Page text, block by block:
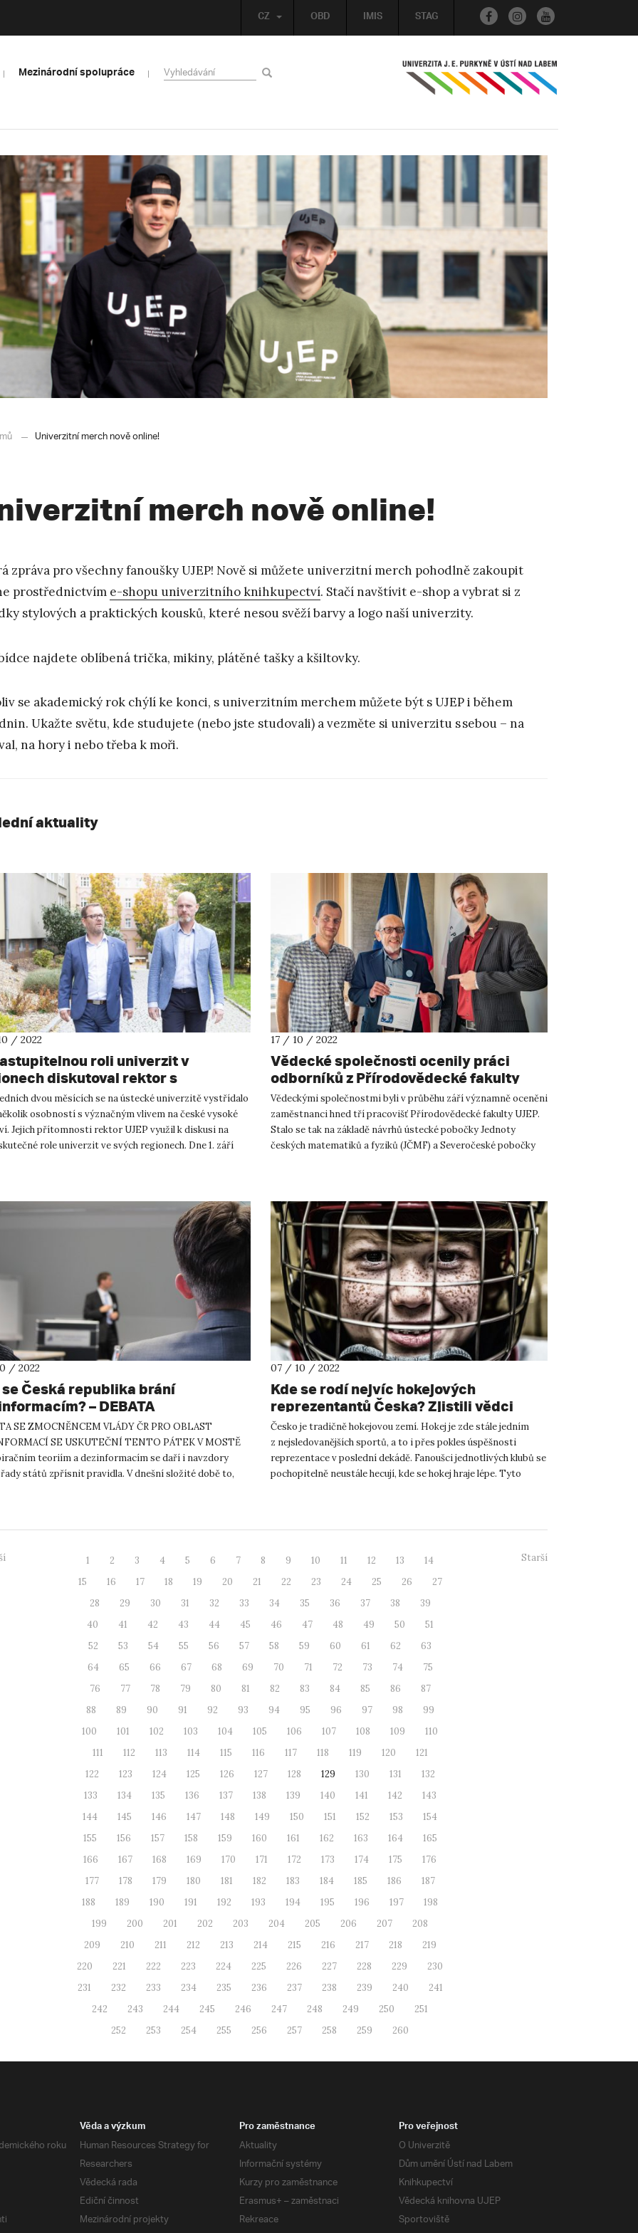
OBD IMIS STAG
CZ
Mezinárodní spolupráce
Univerzitní merch nově online!
merch nově online!
zpráva pro všechny fanoušky UJEP! Nově si můžete univerzitní merch pohodlně zakoupit
prostřednictvím e-shopu univerzitního knihkupectví. Stačí navštívit e-shop a vybrat si z
stylových a praktických kousků, které nesou svěží barvy a logo naší univerzity.
najdete oblíbená trička, mikiny, plátěné tašky a kšiltovky.
se akademický rok chýlí ke konci, s univerzitním merchem můžete být s UJEP i během
Ukažte světu, kde studujete (nebo jste studovali) a vezměte si univerzitu s sebou – na
na hory i nebo třeba k moři.
aktuality
/ 2022
roli univerzit v
diskutoval rektor s
zástupci vysokého školství
dvou měsících se na ústecké univerzitě vystřídalo
osobností s význačným vlivem na české vysoké
Jejich přítomnosti rektor UJEP využil k diskusi na
role univerzit ve svých regionech. Dne 1. září
17 / 10 / 2022
Vědecké společnosti ocenily práci
odborníků z Přírodovědecké fakulty
UJEP
Vědeckými společnostmi byli v průběhu září významně oceněni
zaměstnanci hned tří pracovišť Přírodovědecké fakulty UJEP.
Stalo se tak na základě návrhů ústecké pobočky Jednoty
českých matematiků a fyziků (JČMF) a Severočeské pobočky
/ 2022
Česká republika brání
– DEBATA
SE ZMOCNĚNCEM VLÁDY ČR PRO OBLAST
SE USKUTEČNÍ TENTO PÁTEK V MOSTĚ
teoriím a dezinformacím se daří i navzdory
řady států zpřísnit pravidla. V dnešní složité době to,
07 / 10 / 2022
Kde se rodí nejvíc hokejových
reprezentantů Česka? Zjistili vědci
UJEP
Česko je tradičně hokejovou zemí. Hokej je zde stále jedním
z nejsledovanějších sportů, a to i přes pokles úspěšnosti
reprezentace v poslední dekádě. Fanoušci jednotlivých klubů se
pochopitelně neustále hecují, kde se hokej hraje lépe. Tyto
1 2 3 4 5 6 7 8 9 10 11 12 13
14
15
16 17 18 19 20 21 22 23 24 25 26
27
28
29 30 31 32 33 34 35 36 37 38
39
40
41 42 43 44 45 46 47 48 49 50
51
52
53 54 55 56 57 58 59 60 61 62
63
64
65 66 67 68 69 70 71 72 73 74
75
76
77 78 79 80 81 82 83 84 85 86
87
88
89 90 91 92 93 94 95 96 97 98
99
100
101 102 103 104 105 106 107 108 109
110
111
112 113 114 115 116 117 118 119 120
121
122
123 124 125 126 127 128 129 130 131
132
133
134 135 136 137 138 139 140 141 142
143
144
145 146 147 148 149 150 151 152 153
154
155
156 157 158 159 160 161 162 163 164
165
166
167 168 169 170 171 172 173 174 175
176
177
178 179 180 181 182 183 184 185 186
187
188
189 190 191 192 193 194 195 196 197
198
199
200 201 202 203 204 205 206 207
208
209
210 211 212 213 214 215 216 217 218
219
220
221 222 223 224 225 226 227 228 229
230
231
232 233 234 235 236 237 238 239 240
241
242
243 244 245 246 247 248 249 250
251
252
253 254 255 256 257 258 259 260
Starší
roku
Věda a výzkum
Human Resources Strategy for
Researchers
Vědecká rada
Ediční činnost
Mezinárodní projekty
Pro zaměstnance
Aktuality
Informační systémy
Kurzy pro zaměstnance
Erasmus+ – zaměstnaci
Rekreace
Pro veřejnost
O Univerzitě
Dům umění Ústí nad Labem
Knihkupectví
Vědecká knihovna UJEP
Sportoviště